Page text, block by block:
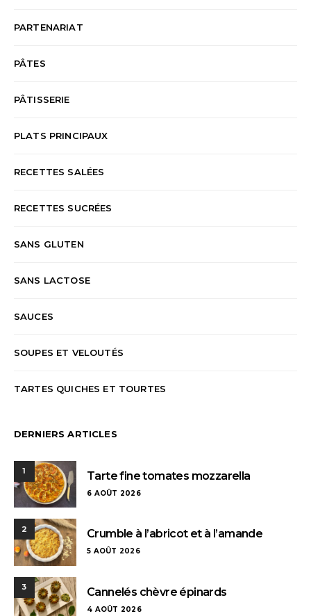
PARTENARIAT
PÂTES
PÂTISSERIE
PLATS PRINCIPAUX
RECETTES SALÉES
RECETTES SUCRÉES
SANS GLUTEN
SANS LACTOSE
SAUCES
SOUPES ET VELOUTÉS
TARTES QUICHES ET TOURTES
DERNIERS ARTICLES
1 Tarte fine tomates mozzarella
6 AOÛT 2026
2 Crumble à l’abricot et à l’amande
5 AOÛT 2026
3 Cannelés chèvre épinards
4 AOÛT 2026